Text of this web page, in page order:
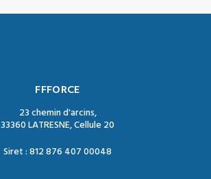
FFFORCE
23 chemin d'arcins,
33360 LATRESNE, Cellule 20
Siret : 812 876 407 00048